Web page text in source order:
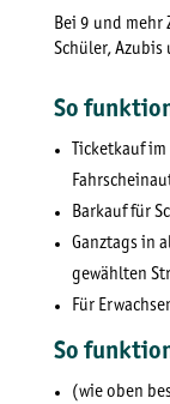
Bei 9 und mehr
Schüler,
So
Ticketkauf
Barkauf für
Ganztags in
gewählten
Für
So
(wie oben